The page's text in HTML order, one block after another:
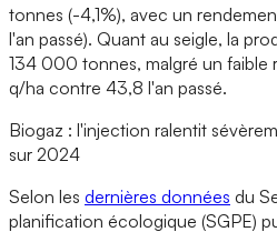
tonnes (-4,1%), avec un
l'an passé). Quant au seigle, la
134 000 tonnes, malgré un faible
q/ha contre 43,8 l'an passé.
Biogaz : l'injection ralentit
sur 2024
Selon les dernières données du
planification écologique (SGPE)